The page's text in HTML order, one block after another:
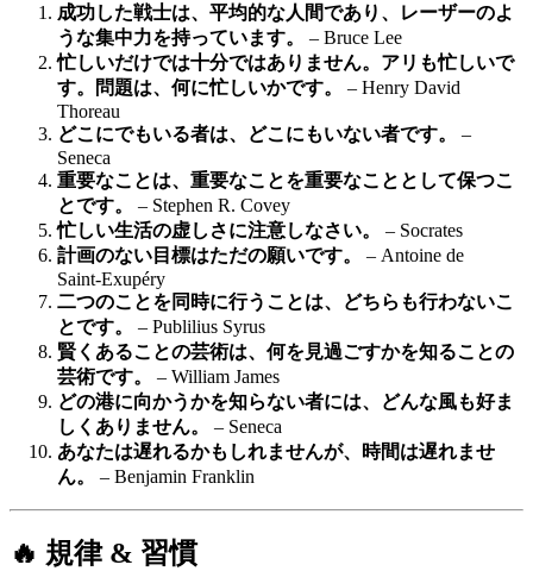
成功した戦士は、平均的な人間であり、レーザーのよ
うな集中力を持っています。
– Bruce Lee
忙しいだけでは十分ではありません。アリも忙しいで
す。問題は、何に忙しいかです。
– Henry David
Thoreau
どこにでもいる者は、どこにもいない者です。
–
Seneca
重要なことは、重要なことを重要なこととして保つこ
とです。
– Stephen R. Covey
忙しい生活の虚しさに注意しなさい。
– Socrates
計画のない目標はただの願いです。
– Antoine de
Saint‑Exupéry
二つのことを同時に行うことは、どちらも行わないこ
とです。
– Publilius Syrus
賢くあることの芸術は、何を見過ごすかを知ることの
芸術です。
– William James
どの港に向かうかを知らない者には、どんな風も好ま
しくありません。
– Seneca
あなたは遅れるかもしれませんが、時間は遅れませ
ん。
– Benjamin Franklin
🔥 規律 & 習慣